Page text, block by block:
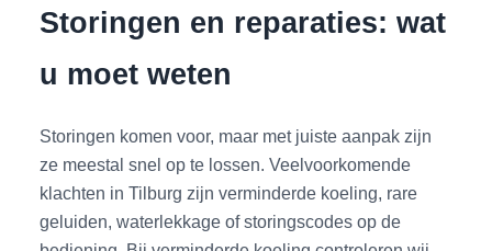
Storingen en reparaties: wat
u moet weten
Storingen komen voor, maar met juiste aanpak zijn
ze meestal snel op te lossen. Veelvoorkomende
klachten in Tilburg zijn verminderde koeling, rare
geluiden, waterlekkage of storingscodes op de